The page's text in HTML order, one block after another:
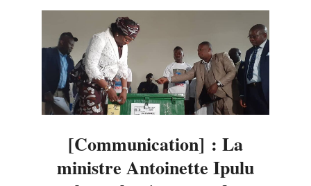
[Communication] : La
ministre Antoinette Ipulu